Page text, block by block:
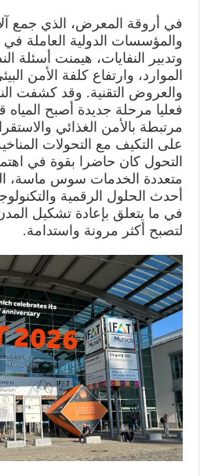
في أروقة المعرض، الذي جمع
والمؤسسات الدولية العاملة في
وتدبير النفايات، هيمنت أسئلة
الموارد، وارتفاع كلفة الأمن
والعروض التقنية. وقد كشفت
فعليا مرحلة جديدة أصبح المياه
مرتبطة بالأمن الغذائي
على التكيف مع التحولات
التحول كان حاضرا بقوة في
متعددة الخدمات سوس ماسة،
أحدث الحلول الرقمية
في ما يتعلق بإعادة تشكيل المدن
لتصبح أكثر مرونة واستدامة.